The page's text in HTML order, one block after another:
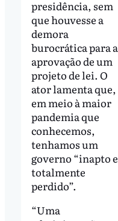
presidência, sem
que houvesse a
demora
burocrática para a
aprovação de um
projeto de lei. O
ator lamenta que,
em meio à maior
pandemia que
conhecemos,
tenhamos um
governo “inapto e
totalmente
perdido”.
“Uma